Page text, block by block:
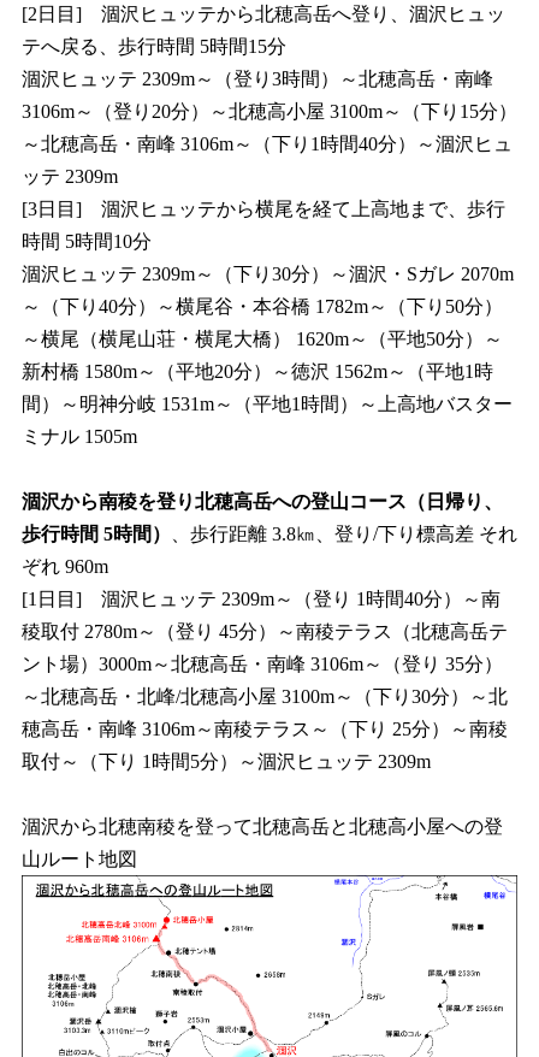
[2日目] 涸沢ヒュッテから北穂高岳へ登り、涸沢ヒュッ
テへ戻る、歩行時間 5時間15分
涸沢ヒュッテ 2309m～（登り3時間）～北穂高岳・南峰
3106m～（登り20分）～北穂高小屋 3100m～（下り15分）
～北穂高岳・南峰 3106m～（下り1時間40分）～涸沢ヒュ
ッテ 2309m
[3日目] 涸沢ヒュッテから横尾を経て上高地まで、歩行
時間 5時間10分
涸沢ヒュッテ 2309m～（下り30分）～涸沢・Sガレ 2070m
～（下り40分）～横尾谷・本谷橋 1782m～（下り50分）
～横尾（横尾山荘・横尾大橋） 1620m～（平地50分）～
新村橋 1580m～（平地20分）～徳沢 1562m～（平地1時
間）～明神分岐 1531m～（平地1時間）～上高地バスター
ミナル 1505m
涸沢から南稜を登り北穂高岳への登山コース（日帰り、
歩行時間 5時間）
、歩行距離 3.8㎞、登り/下り標高差 それ
ぞれ 960m
[1日目] 涸沢ヒュッテ 2309m～（登り 1時間40分）～南
稜取付 2780m～（登り 45分）～南稜テラス（北穂高岳テ
ント場）3000m～北穂高岳・南峰 3106m～（登り 35分）
～北穂高岳・北峰/北穂高小屋 3100m～（下り30分）～北
穂高岳・南峰 3106m～南稜テラス～（下り 25分）～南稜
取付～（下り 1時間5分）～涸沢ヒュッテ 2309m
涸沢から北穂南稜を登って北穂高岳と北穂高小屋への登
山ルート地図